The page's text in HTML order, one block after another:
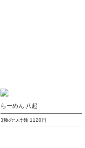
らーめん 八起
3種のつけ麺 1120円